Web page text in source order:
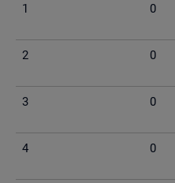
1 0
2 0
3 0
4 0